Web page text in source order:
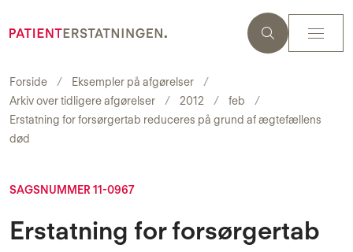
Forside
Eksempler på afgørelser
Arkiv over tidligere afgørelser
2012
feb
Erstatning for forsørgertab reduceres på grund af ægtefællens
død
SAGSNUMMER 11-0967
Erstatning for forsørgertab